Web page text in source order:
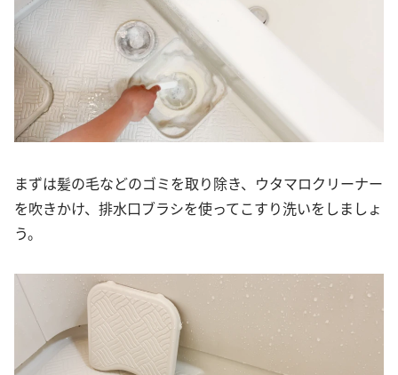
まずは髪の毛などのゴミを取り除き、ウタマロクリーナー
を吹きかけ、排水口ブラシを使ってこすり洗いをしましょ
う。